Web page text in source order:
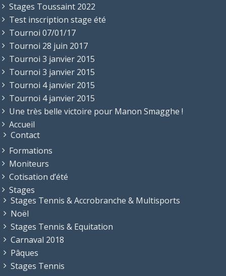
Stages Toussaint 2022
Test inscription stage été
Tournoi 07/01/17
Tournoi 28 juin 2017
Tournoi 3 janvier 2015
Tournoi 3 janvier 2015
Tournoi 4 janvier 2015
Tournoi 4 janvier 2015
Une très belle victoire pour Manon Smagghe !
Accueil
Contact
Formations
Moniteurs
Cotisation d’été
Stages
Stages Tennis & Accrobranche & Multisports
Noël
Stages Tennis & Equitation
Carnaval 2018
Pâques
Stages Tennis